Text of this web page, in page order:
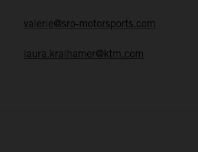
valerie@sro-motorsports.com
laura.kraihamer@ktm.com